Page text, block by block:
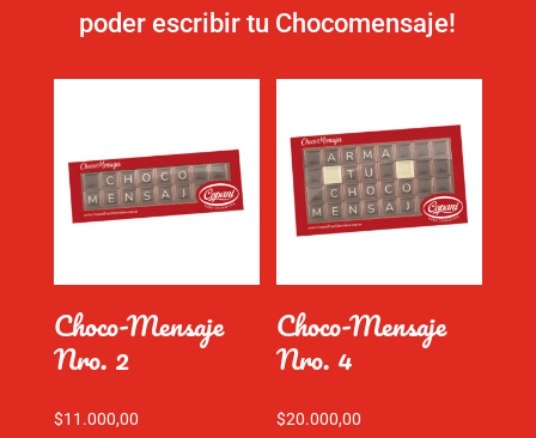
poder escribir tu Chocomensaje!
Choco-Mensaje
Nro. 2
$11.000,00
Choco-Mensaje
Nro. 4
$20.000,00